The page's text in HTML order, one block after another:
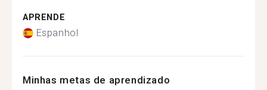
APRENDE
Espanhol
Minhas metas de aprendizado